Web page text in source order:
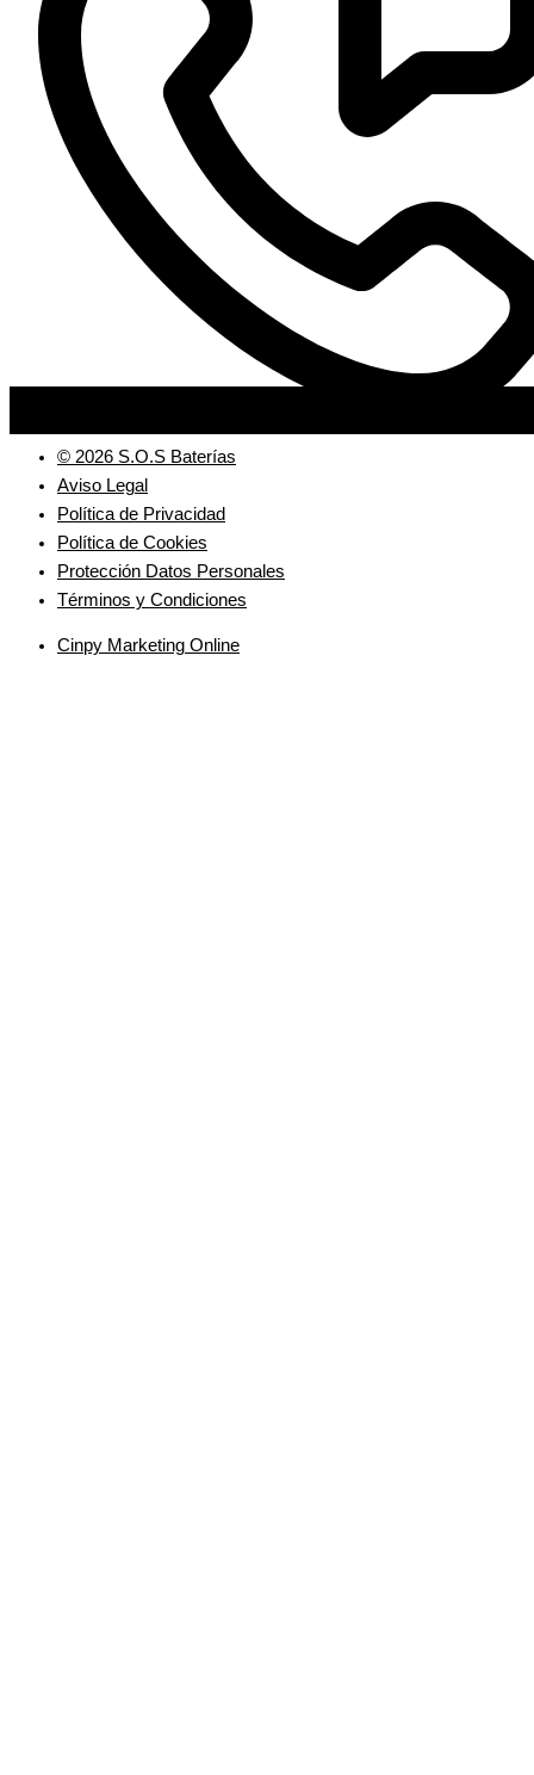
© 2026 S.O.S Baterías
Aviso Legal
Política de Privacidad
Política de Cookies
Protección Datos Personales
Términos y Condiciones
Cinpy Marketing Online